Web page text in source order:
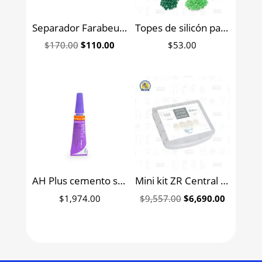
Separador Farabeuf 12cm 6B (287)
$170.00 Original
$170.00.
$110.00
$110.00.
Topes de silicón para limas
$53.00
AH Plus cemento sellador de conductos Dentsply Sirona pasta/pasta
$1,974.00
Mini kit ZR Central y lateral Universal coronas de zirconia anteriores pediátricas NuSmile 12 coronas y 12 coronas de prueba
$9,557.00 Original
$6,690.00Current